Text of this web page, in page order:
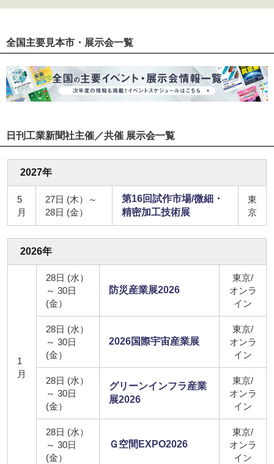
全国主要見本市・展示会一覧
日刊工業新聞社主催／共催 展示会一覧
2027年
5
月
27日 (木）～
28日 (金）
第16回試作市場/微細・
精密加工技術展
東
京
2026年
1
月
28日 (水）
～ 30日
(金）
防災産業展2026
東京/
オンラ
イン
28日 (水）
～ 30日
(金）
2026国際宇宙産業展
東京/
オンラ
イン
28日 (水）
～ 30日
(金）
グリーンインフラ産業
展2026
東京/
オンラ
イン
28日 (水）
～ 30日
(金）
Ｇ空間EXPO2026
東京/
オンラ
イン